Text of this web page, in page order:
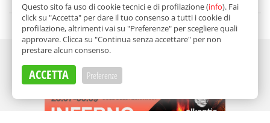
diRedazione
Questo sito fa uso di cookie tecnici e di profilazione (info). Fai
click su "Accetta" per dare il tuo consenso a tutti i cookie di
profilazione, altrimenti vai su "Preferenze" per scegliere quali
approvare. Clicca su "Continua senza accettare" per non
prestare alcun consenso.
ACCETTA Preferenze